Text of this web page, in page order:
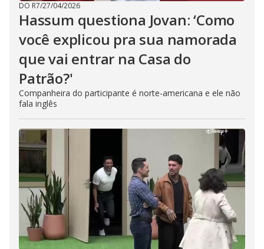
DO R7/27/04/2026
Hassum questiona Jovan: ‘Como
você explicou pra sua namorada
que vai entrar na Casa do
Patrão?'
Companheira do participante é norte-americana e ele não
fala inglês